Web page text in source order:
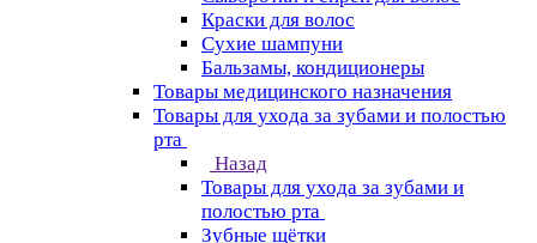
Краски для волос
Сухие шампуни
Бальзамы, кондиционеры
Товары медицинского назначения
Товары для ухода за зубами и полостью
рта
Назад
Товары для ухода за зубами и
полостью рта
Зубные щётки